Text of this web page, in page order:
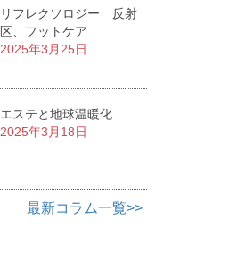
リフレクソロジー 反射
区、フットケア
2025年3月25日
エステと地球温暖化
2025年3月18日
最新コラム一覧>>